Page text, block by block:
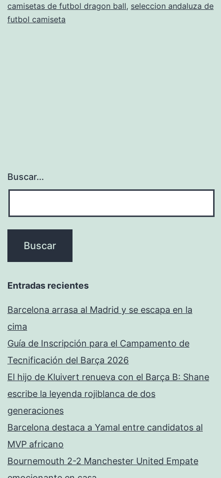
camisetas de futbol dragon ball, seleccion andaluza de
futbol camiseta
Buscar...
Entradas recientes
Barcelona arrasa al Madrid y se escapa en la
cima
Guía de Inscripción para el Campamento de
Tecnificación del Barça 2026
El hijo de Kluivert renueva con el Barça B: Shane
escribe la leyenda rojiblanca de dos
generaciones
Barcelona destaca a Yamal entre candidatos al
MVP africano
Bournemouth 2-2 Manchester United Empate